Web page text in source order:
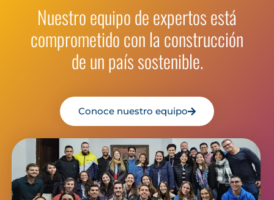
Cargar Más
Nuestro equipo de expertos está
comprometido con la construcción
de un país sostenible.
Conoce nuestro equipo